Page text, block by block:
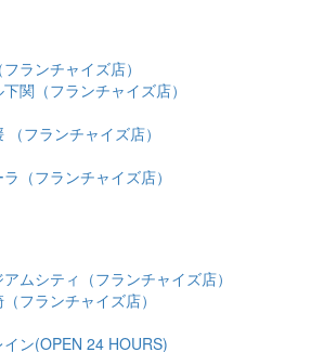
ランチャイズ店）
関（フランチャイズ店）
（フランチャイズ店）
（フランチャイズ店）
ムシティ（フランチャイズ店）
フランチャイズ店）
ン(OPEN 24 HOURS)